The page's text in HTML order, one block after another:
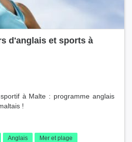
d'anglais et sports à
à Malte : programme anglais
!
Anglais Mer et plage